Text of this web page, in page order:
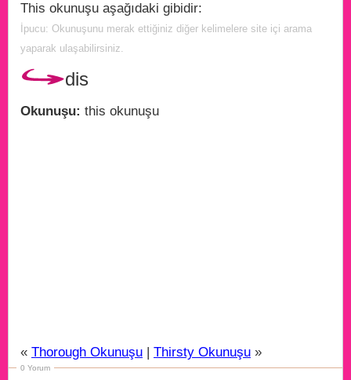
This okunuşu aşağıdaki gibidir:
İpucu: Okunuşunu merak ettiğiniz diğer kelimelere site içi arama
yaparak ulaşabilirsiniz.
dis
Okunuşu: this okunuşu
« Thorough Okunuşu | Thirsty Okunuşu »
0 Yorum